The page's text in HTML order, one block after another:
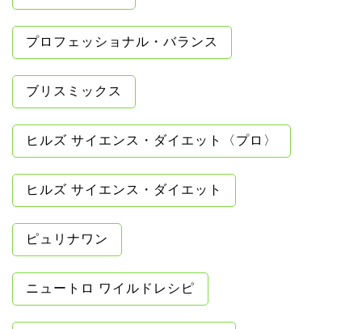
プロフェッショナル・バランス
ブリスミックス
ヒルズ サイエンス・ダイエット〈プロ〉
ヒルズ サイエンス・ダイエット
ピュリナワン
ニュートロ ワイルドレシピ